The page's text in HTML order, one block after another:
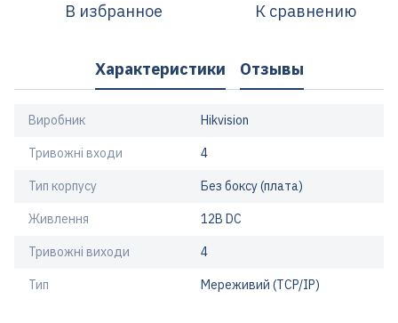
В избранное К сравнению
Характеристики Отзывы
Виробник Hikvision
Тривожні входи 4
Тип корпусу Без боксу (плата)
Живлення 12В DC
Тривожні виходи 4
Тип Мереживий (TCP/IP)